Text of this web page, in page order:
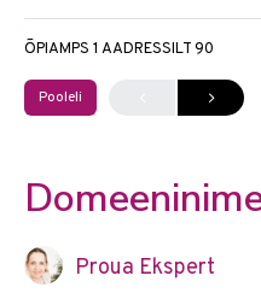
ÕPIAMPS 1 AADRESSILT 90
Pooleli
Proua Ekspert